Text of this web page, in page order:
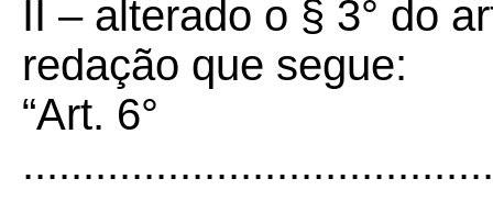
II – alterado o § 3° do
redação que segue:
“Art. 6°